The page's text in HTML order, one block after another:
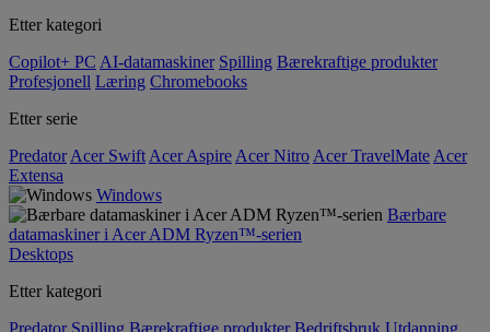
Etter kategori
Copilot+ PC AI-datamaskiner Spilling Bærekraftige produkter
Profesjonell Læring Chromebooks
Etter serie
Predator Acer Swift Acer Aspire Acer Nitro Acer TravelMate Acer
Extensa
Windows
Bærbare
datamaskiner i Acer ADM Ryzen™-serien
Desktops
Etter kategori
Predator Spilling Bærekraftige produkter Bedriftsbruk Utdanning